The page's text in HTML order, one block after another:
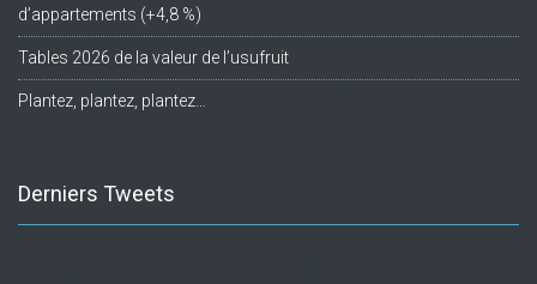
d’appartements (+4,8 %)
Tables 2026 de la valeur de l’usufruit
Plantez, plantez, plantez…
Derniers Tweets